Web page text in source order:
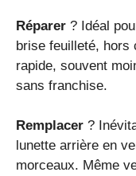
Réparer ? Idéal
brise feuilleté, hors
rapide, souvent
sans franchise.
Remplacer ?
lunette arrière en
morceaux. Même